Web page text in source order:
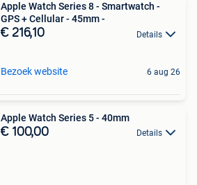
Apple Watch Series 8 - Smartwatch -
GPS + Cellular - 45mm -
€ 216,10 Details
Bezoek website 6 aug 26
Apple Watch Series 5 - 40mm
€ 100,00 Details